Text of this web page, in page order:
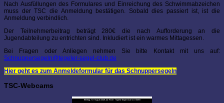
Nach Ausfüllungen des Formulares und Einreichung des Schwimmabzeichen
muss der TSC die Anmeldung bestätigen. Sobald dies passiert ist, ist die
Anmeldung verbindlich.
Der Teilnehmerbeitrag beträgt 280€ die nach Aufforderung an die
Jugendabteilung zu entrichten sind. Inkludiert ist ein warmes Mittagessen.
Bei Fragen oder Anliegen nehmen Sie bitte Kontakt mit uns auf:
Schnuppersegeln@tegeler-segel-club.de
Hier geht es zum Anmeldeformular für das Schnuppersegeln
TSC-Webcams